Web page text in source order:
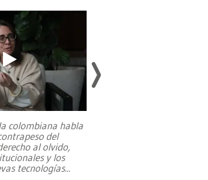
colombiana habla
del
al olvido,
y los
tecnologías...